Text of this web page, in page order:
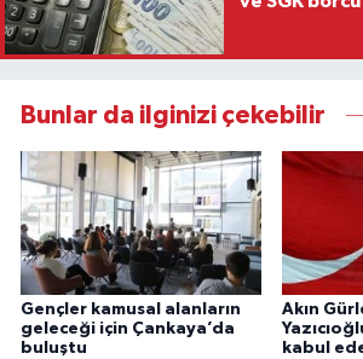
Bunlar da ilginizi çekebilir
Gençler kamusal alanların
geleceği için Çankaya’da
buluştu
Akın
kabul